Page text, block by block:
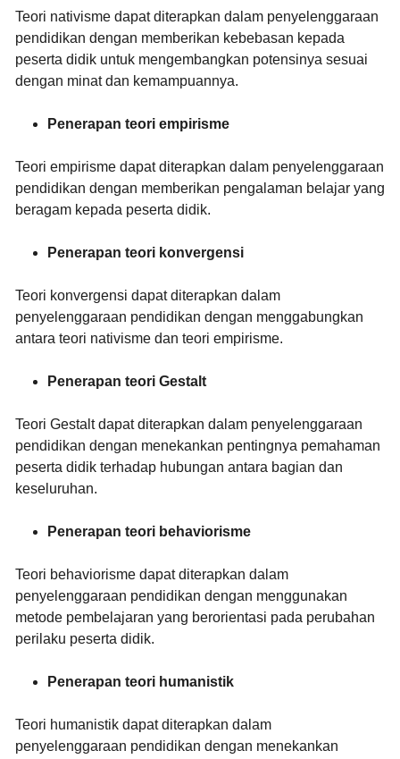
Teori nativisme dapat diterapkan dalam penyelenggaraan
pendidikan dengan memberikan kebebasan kepada
peserta didik untuk mengembangkan potensinya sesuai
dengan minat dan kemampuannya.
Penerapan teori empirisme
Teori empirisme dapat diterapkan dalam penyelenggaraan
pendidikan dengan memberikan pengalaman belajar yang
beragam kepada peserta didik.
Penerapan teori konvergensi
Teori konvergensi dapat diterapkan dalam
penyelenggaraan pendidikan dengan menggabungkan
antara teori nativisme dan teori empirisme.
Penerapan teori Gestalt
Teori Gestalt dapat diterapkan dalam penyelenggaraan
pendidikan dengan menekankan pentingnya pemahaman
peserta didik terhadap hubungan antara bagian dan
keseluruhan.
Penerapan teori behaviorisme
Teori behaviorisme dapat diterapkan dalam
penyelenggaraan pendidikan dengan menggunakan
metode pembelajaran yang berorientasi pada perubahan
perilaku peserta didik.
Penerapan teori humanistik
Teori humanistik dapat diterapkan dalam
penyelenggaraan pendidikan dengan menekankan